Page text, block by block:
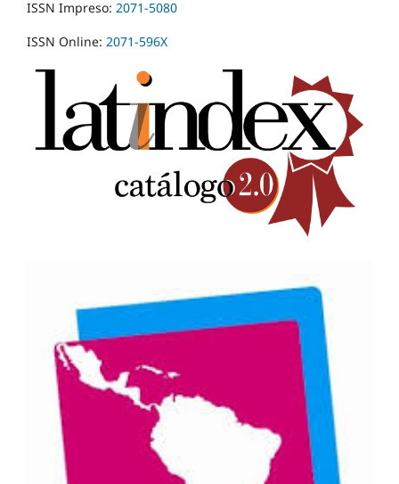
ISSN Impreso: 2071-5080
ISSN Online: 2071-596X